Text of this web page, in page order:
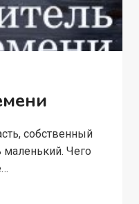
собственный
маленький. Чего